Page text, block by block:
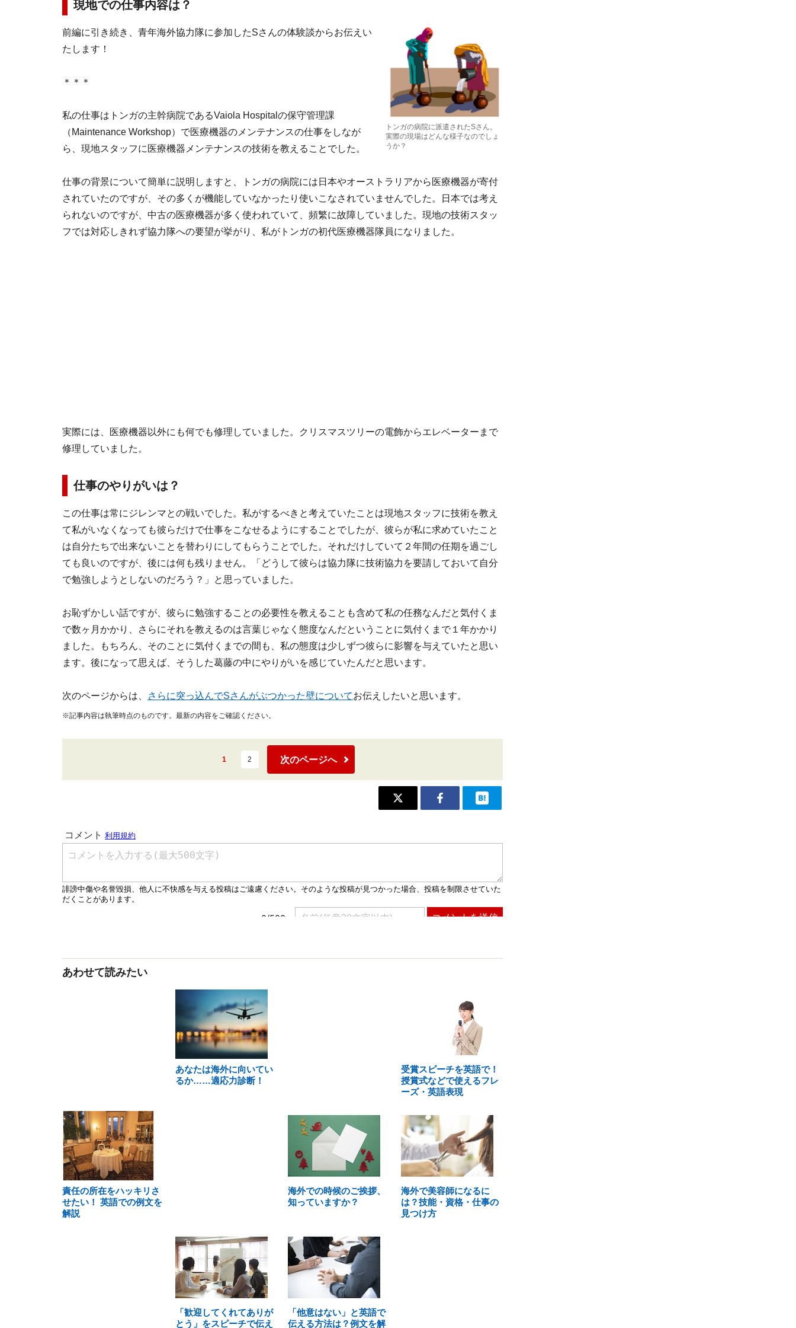
現地での仕事内容は？
トンガの病院に派遣されたSさん。
実際の現場はどんな様子なのでしょ
うか？
前編に引き続き、青年海外協力隊に参加したSさんの体験談からお伝えい
たします！
＊＊＊
私の仕事はトンガの主幹病院であるVaiola Hospitalの保守管理課
（Maintenance Workshop）で医療機器のメンテナンスの仕事をしなが
ら、現地スタッフに医療機器メンテナンスの技術を教えることでした。
仕事の背景について簡単に説明しますと、トンガの病院には日本やオーストラリアから医療機器が寄付
されていたのですが、その多くが機能していなかったり使いこなされていませんでした。日本では考え
られないのですが、中古の医療機器が多く使われていて、頻繁に故障していました。現地の技術スタッ
フでは対応しきれず協力隊への要望が挙がり、私がトンガの初代医療機器隊員になりました。
実際には、医療機器以外にも何でも修理していました。クリスマスツリーの電飾からエレベーターまで
修理していました。
仕事のやりがいは？
この仕事は常にジレンマとの戦いでした。私がするべきと考えていたことは現地スタッフに技術を教え
て私がいなくなっても彼らだけで仕事をこなせるようにすることでしたが、彼らが私に求めていたこと
は自分たちで出来ないことを替わりにしてもらうことでした。それだけしていて２年間の任期を過ごし
ても良いのですが、後には何も残りません。
「どうして彼らは協力隊に技術協力を要請しておいて自分
で勉強しようとしないのだろう？」
と思っていました。
お恥ずかしい話ですが、彼らに勉強することの必要性を教えることも含めて私の任務なんだと気付くま
で数ヶ月かかり、さらにそれを教えるのは言葉じゃなく態度なんだということに気付くまで１年かかり
ました。もちろん、そのことに気付くまでの間も、私の態度は少しずつ彼らに影響を与えていたと思い
ます。 後になって思えば、そうした葛藤の中にやりがいを感じていたんだと思います。
次のページからは、 さらに突っ込んでSさんがぶつかった壁についてお伝えしたいと思います。
※記事内容は執筆時点のものです。最新の内容をご確認ください。
1 2 次のページへ
あわせて読みたい
あなたは海外に向いてい
るか……適応力診断！
受賞スピーチを英語で！
授賞式などで使えるフレ
ーズ・英語表現
責任の所在をハッキリさ
せたい！ 英語での例文を
解説
海外での時候のご挨拶、
知っていますか？
海外で美容師になるに
は？技能・資格・仕事の
見つけ方
「歓迎してくれてありが
とう」をスピーチで伝え
「他意はない」と英語で
伝える方法は？例文を解